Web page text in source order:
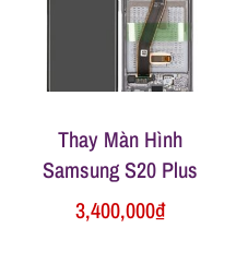
Thay Màn Hình
Samsung S20 Plus
3,400,000₫